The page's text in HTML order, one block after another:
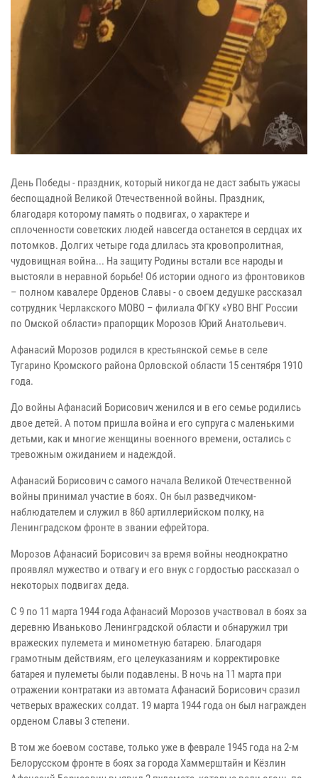
День Победы - праздник, который никогда не даст забыть ужасы
беспощадной Великой Отечественной войны. Праздник,
благодаря которому память о подвигах, о характере и
сплоченности советских людей навсегда останется в сердцах их
потомков. Долгих четыре года длилась эта кровопролитная,
чудовищная война... На защиту Родины встали все народы и
выстояли в неравной борьбе! Об истории одного из фронтовиков
– полном кавалере Орденов Славы - о своем дедушке рассказал
сотрудник Черлакского МОВО – филиала ФГКУ «УВО ВНГ России
по Омской области» прапорщик Морозов Юрий Анатольевич.
Афанасий Морозов родился в крестьянской семье в селе
Тугарино Кромского района Орловской области 15 сентября 1910
года.
До войны Афанасий Борисович женился и в его семье родились
двое детей. А потом пришла война и его супруга с маленькими
детьми, как и многие женщины военного времени, остались с
тревожным ожиданием и надеждой.
Афанасий Борисович с самого начала Великой Отечественной
войны принимал участие в боях. Он был разведчиком-
наблюдателем и служил в 860 артиллерийском полку, на
Ленинградском фронте в звании ефрейтора.
Морозов Афанасий Борисович за время войны неоднократно
проявлял мужество и отвагу и его внук с гордостью рассказал о
некоторых подвигах деда.
С 9 по 11 марта 1944 года Афанасий Морозов участвовал в боях за
деревню Иваньково Ленинградской области и обнаружил три
вражеских пулемета и минометную батарею. Благодаря
грамотным действиям, его целеуказаниям и корректировке
батарея и пулеметы были подавлены. В ночь на 11 марта при
отражении контратаки из автомата Афанасий Борисович сразил
четверых вражеских солдат. 19 марта 1944 года он был награжден
орденом Славы 3 степени.
В том же боевом составе, только уже в феврале 1945 года на 2-м
Белорусском фронте в боях за города Хаммерштайн и Кёзлин